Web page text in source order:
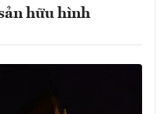
hữu hình